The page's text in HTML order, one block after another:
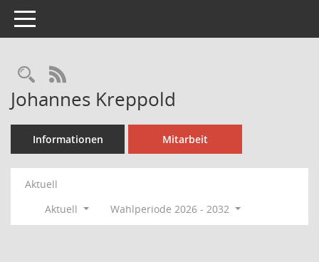
Toggle navigation
Rechercheauswahl
RSS-Feed
Johannes Kreppold
Informationen Mitarbeit
Aktuell
Aktuell
Wahlperiode 2026 - 2032